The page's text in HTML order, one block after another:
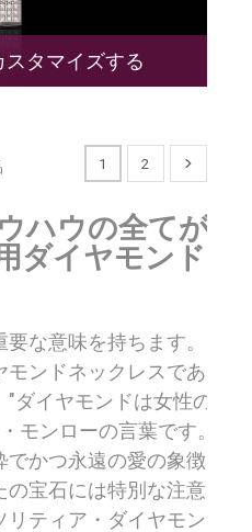
タマイズする
1 2
ハウの全てが
ダイヤモンド
な意味を持ちます。
モンドネックレスであ
ダイヤモンドは女性の
モンローの言葉です。
でかつ永遠の愛の象徴
の宝石には特別な注意
リティア・ダイヤモン